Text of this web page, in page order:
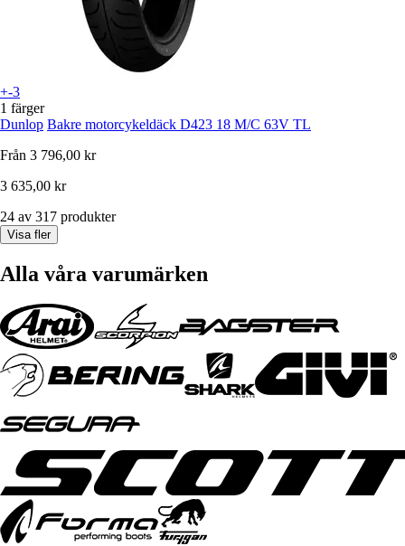
+-3
1 färger
Dunlop Bakre motorcykeldäck D423 18 M/C 63V TL
Från 3 796,00 kr
3 635,00 kr
24 av 317 produkter
Visa fler
Alla våra varumärken